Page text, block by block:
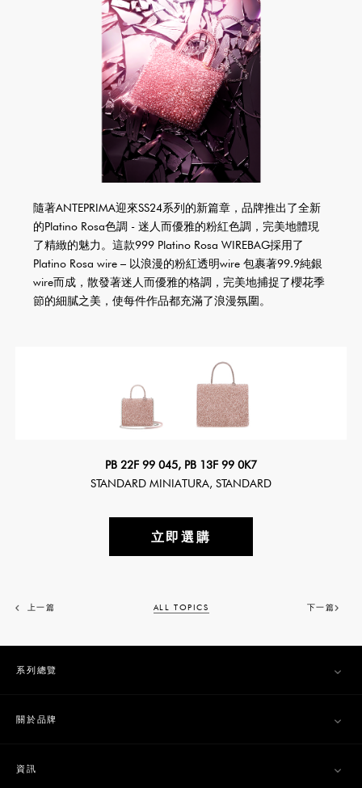
隨著ANTEPRIMA迎來SS24系列的新篇章，品牌推出了全新
的Platino Rosa色調 - 迷人而優雅的粉紅色調，完美地體現
了精緻的魅力。這款999 Platino Rosa WIREBAG採用了
Platino Rosa wire – 以浪漫的粉紅透明wire 包裹著99.9純銀
wire而成，散發著迷人而優雅的格調，完美地捕捉了櫻花季
節的細膩之美，使每件作品都充滿了浪漫氛圍。
PB 22F 99 045, PB 13F 99 0K7
STANDARD MINIATURA, STANDARD
立即選購
上一篇 ALL TOPICS 下一篇
系列總覽
關於品牌
資訊